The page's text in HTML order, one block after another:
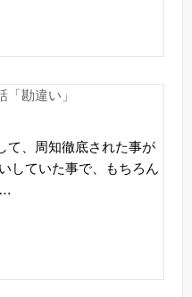
勘違い」
て、周知徹底された事が
していた事で、もちろん